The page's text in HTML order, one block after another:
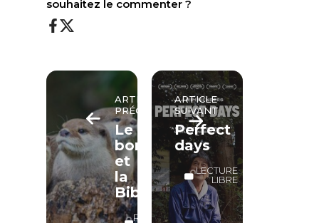
souhaitez le commenter ?
ARTICLE
PRÉCÉDENT
Le
bonheur
et
la
Bible
RÉSERVÉ
ARTICLE
SUIVANT
Perfect
days
LECTURE
LIBRE